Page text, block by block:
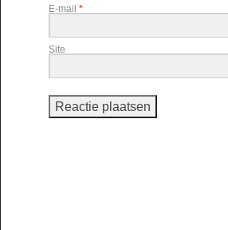
E-mail *
Site